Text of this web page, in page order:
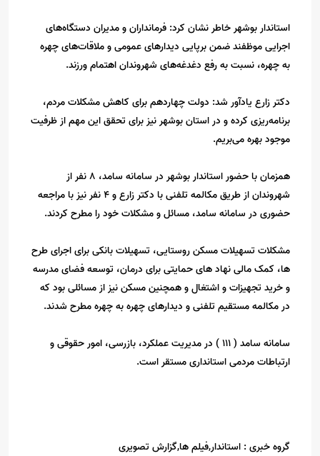
استاندار بوشهر خاطر نشان کرد: فرمانداران و مدیران دستگاه‌های
اجرایی موظفند ضمن برپایی دیدارهای عمومی و ملاقات‌های چهره
به چهره، نسبت به رفع دغدغه‌های شهروندان اهتمام ورزند.
دکتر زارع یادآور شد: دولت چهاردهم برای کاهش مشکلات مردم،
برنامه‌ریزی کرده و در استان بوشهر نیز برای تحقق این مهم از ظرفیت
موجود بهره می‌بریم.
همزمان با حضور استاندار بوشهر در سامانه سامد، 8 نفر از
شهروندان از طریق مکالمه تلفنی با دکتر زارع و 4 نفر نیز با مراجعه
حضوری در سامانه سامد، مسائل و مشکلات خود را مطرح کردند.
مشکلات تسهیلات مسکن روستایی، تسهیلات بانکی برای اجرای طرح
ها، کمک مالی نهاد های حمایتی برای درمان، توسعه فضای مدرسه
و خرید تجهیزات و اشتغال و همچنین مسکن نیز از مسائلی بود که
در مکالمه مستقیم تلفنی و دیدارهای چهره به چهره مطرح شدند.
سامانه سامد ( ۱۱۱ ) در مدیریت عملکرد، بازرسی، امور حقوقی و
ارتباطات مردمی استانداری مستقر است.
گروه خبری : استاندار,فیلم ها,گزارش تصویری